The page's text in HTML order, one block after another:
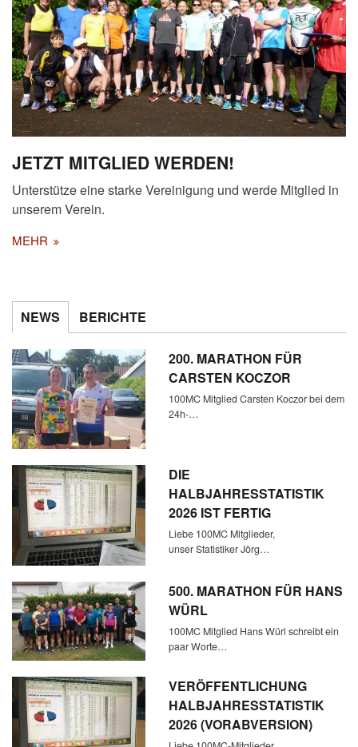
JETZT MITGLIED WERDEN!
Unterstütze eine starke Vereinigung und werde Mitglied in
unserem Verein.
MEHR
NEWS BERICHTE
200. MARATHON FÜR
CARSTEN KOCZOR
100MC Mitglied Carsten Koczor bei dem
24h-…
DIE
HALBJAHRESSTATISTIK
2026 IST FERTIG
Liebe 100MC Mitglieder,
unser Statistiker Jörg…
500. MARATHON FÜR HANS
WÜRL
100MC Mitglied Hans Würl schreibt ein
paar Worte…
VERÖFFENTLICHUNG
HALBJAHRESSTATISTIK
2026 (VORABVERSION)